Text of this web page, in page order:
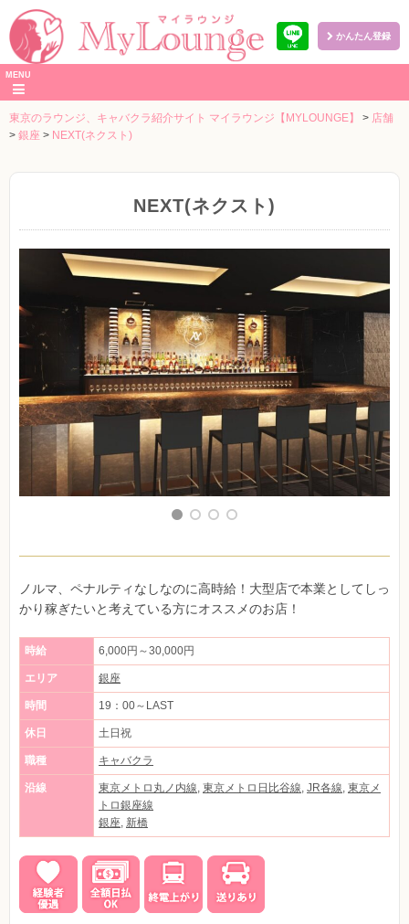
本
へ
かんたん登録
MENU
東京のラウンジ、キャバクラ紹介サイト マイラウンジ【MYLOUNGE】 > 店舗
> 銀座 > NEXT(ネクスト)
NEXT(ネクスト)
ノルマ、ペナルティなしなのに高時給！大型店で本業としてしっ
かり稼ぎたいと考えている方にオススメのお店！
時給 6,000円～30,000円
エリア 銀座
時間 19：00～LAST
休日 土日祝
職種 キャバクラ
沿線 東京メトロ丸ノ内線 東京メトロ日比谷線 JR各線 東京メ
トロ銀座線
銀座 新橋